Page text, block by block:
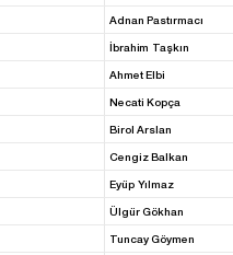
Adnan Pastırmacı
İbrahim Taşkın
Ahmet Elbi
Necati Kopça
Birol Arslan
Cengiz Balkan
Eyüp Yılmaz
Ülgür Gökhan
Tuncay Göymen